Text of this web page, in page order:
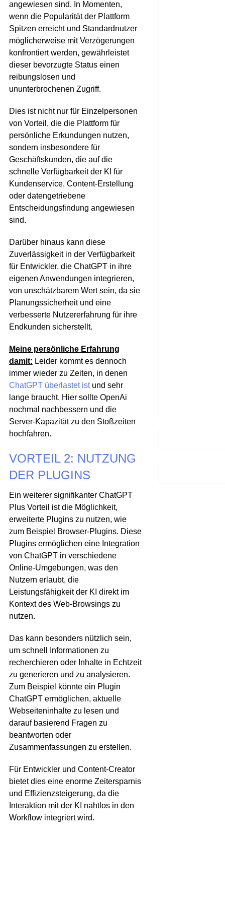
angewiesen sind. In Momenten,
wenn die Popularität der Plattform
Spitzen erreicht und Standardnutzer
möglicherweise mit Verzögerungen
konfrontiert werden, gewährleistet
dieser bevorzugte Status einen
reibungslosen und
ununterbrochenen Zugriff.
Dies ist nicht nur für Einzelpersonen
von Vorteil, die die Plattform für
persönliche Erkundungen nutzen,
sondern insbesondere für
Geschäftskunden, die auf die
schnelle Verfügbarkeit der KI für
Kundenservice, Content-Erstellung
oder datengetriebene
Entscheidungsfindung angewiesen
sind.
Darüber hinaus kann diese
Zuverlässigkeit in der Verfügbarkeit
für Entwickler, die ChatGPT in ihre
eigenen Anwendungen integrieren,
von unschätzbarem Wert sein, da sie
Planungssicherheit und eine
verbesserte Nutzererfahrung für ihre
Endkunden sicherstellt.
Meine persönliche Erfahrung
damit: Leider kommt es dennoch
immer wieder zu Zeiten, in denen
ChatGPT überlastet istund sehr
lange braucht. Hier sollte OpenAi
nochmal nachbessern und die
Server-Kapazität zu den Stoßzeiten
hochfahren.
VORTEIL 2: NUTZUNG
DER PLUGINS
Ein weiterer signifikanter ChatGPT
Plus Vorteil ist die Möglichkeit,
erweiterte Plugins zu nutzen, wie
zum Beispiel Browser-Plugins. Diese
Plugins ermöglichen eine Integration
von ChatGPT in verschiedene
Online-Umgebungen, was den
Nutzern erlaubt, die
Leistungsfähigkeit der KI direkt im
Kontext des Web-Browsings zu
nutzen.
Das kann besonders nützlich sein,
um schnell Informationen zu
recherchieren oder Inhalte in Echtzeit
zu generieren und zu analysieren.
Zum Beispiel könnte ein Plugin
ChatGPT ermöglichen, aktuelle
Webseiteninhalte zu lesen und
darauf basierend Fragen zu
beantworten oder
Zusammenfassungen zu erstellen.
Für Entwickler und Content-Creator
bietet dies eine enorme Zeitersparnis
und Effizienzsteigerung, da die
Interaktion mit der KI nahtlos in den
Workflow integriert wird.